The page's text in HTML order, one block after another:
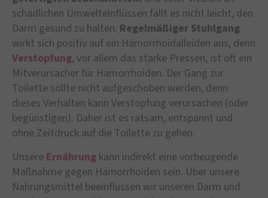
schädlichen Umwelteinflüssen fällt es nicht leicht, den
Darm gesund zu halten. Regelmäßiger Stuhlgang
wirkt sich positiv auf ein Hämorrhoidalleiden aus, denn
Verstopfung, vor allem das starke Pressen, ist oft ein
Mitverursacher für Hämorrhoiden. Der Gang zur
Toilette sollte nicht aufgeschoben werden, denn
dieses Verhalten kann Verstopfung verursachen (oder
begünstigen). Daher ist es ratsam, entspannt und
ohne Zeitdruck auf die Toilette zu gehen.
Unsere Ernährung kann indirekt eine vorbeugende
Maßnahme gegen Hämorrhoiden sein. Über unsere
Nahrungsmittel beeinflussen wir unseren Darm und